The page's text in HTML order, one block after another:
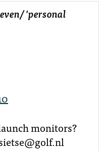
'personal
monitors?